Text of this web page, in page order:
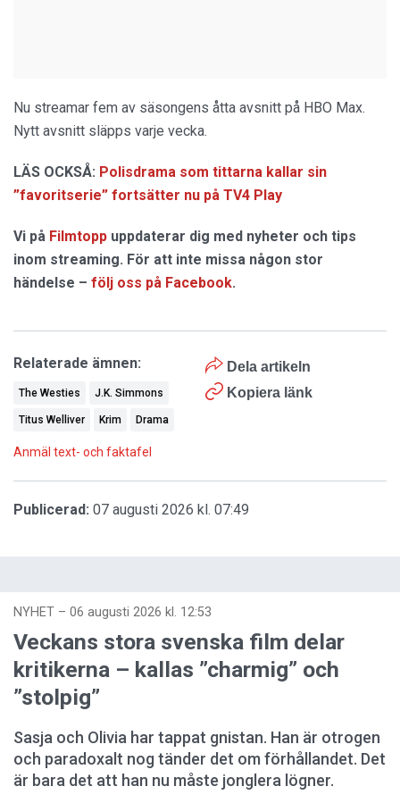
Nu streamar fem av säsongens åtta avsnitt på HBO Max.
Nytt avsnitt släpps varje vecka.
LÄS OCKSÅ: Polisdrama som tittarna kallar sin
”favoritserie” fortsätter nu på TV4 Play
Vi på Filmtopp uppdaterar dig med nyheter och tips
inom streaming. För att inte missa någon stor
händelse – följ oss på Facebook.
Dela artikeln
Kopiera länk
Relaterade ämnen:
The Westies J.K. Simmons
Titus Welliver Krim Drama
Anmäl text- och faktafel
Publicerad: 07 augusti 2026 kl. 07:49
NYHET – 06 augusti 2026 kl. 12:53
Veckans stora svenska film delar
kritikerna – kallas ”charmig” och
”stolpig”
Sasja och Olivia har tappat gnistan. Han är otrogen
och paradoxalt nog tänder det om förhållandet. Det
är bara det att han nu måste jonglera lögner.